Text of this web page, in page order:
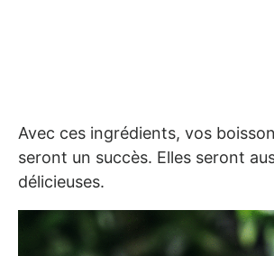
Avec ces ingrédients, vos
seront un succès. Elles seront
délicieuses.